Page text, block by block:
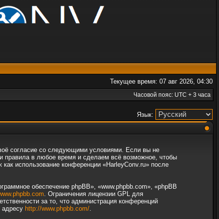
Текущее время: 07 авг 2026, 04:30
Часовой пояс: UTC + 3 часа
Язык:
согласие со следующими условиями. Если вы не
правила в любое время и сделаем всё возможное, чтобы
использование конференции «HarleyConv.ru» после
обеспечение phpBB», «www.phpbb.com», «phpBB
. Ограничения лицензии GPL для
за то, что администрация конференций
адресу http://www.phpbb.com/.